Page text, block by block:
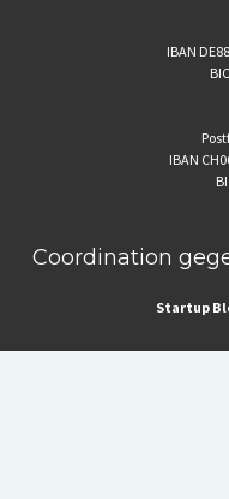
IBAN
IBAN
Coordination
Startup